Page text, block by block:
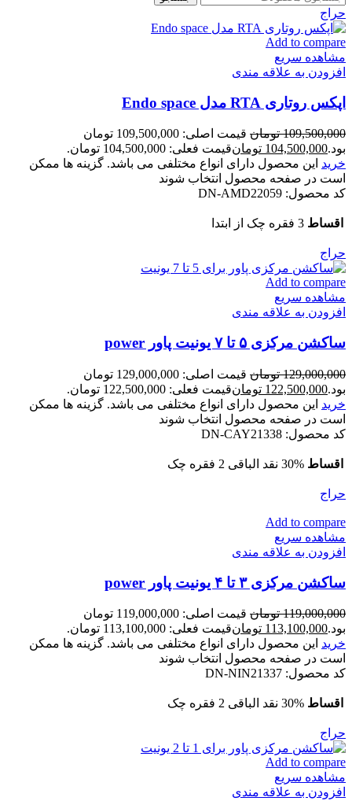
حراج
Add to compare
مشاهده سریع
افزودن به علاقه مندی
اپکس روتاری RTA مدل Endo space
109,500,000 تومان
قیمت اصلی: 109,500,000 تومان
بود.104,500,000 تومانقیمت فعلی: 104,500,000 تومان.
خرید این محصول دارای انواع مختلفی می باشد. گزینه ها ممکن
است در صفحه محصول انتخاب شوند
کد محصول: DN-AMD22059
اقساط 3 فقره چک از ابتدا
حراج
Add to compare
مشاهده سریع
افزودن به علاقه مندی
ساکشن مرکزی ۵ تا ۷ یونیت پاور power
129,000,000 تومان
قیمت اصلی: 129,000,000 تومان
بود.122,500,000 تومانقیمت فعلی: 122,500,000 تومان.
خرید این محصول دارای انواع مختلفی می باشد. گزینه ها ممکن
است در صفحه محصول انتخاب شوند
کد محصول: DN-CAY21338
اقساط 30% نقد الباقی 2 فقره چک
حراج
Add to compare
مشاهده سریع
افزودن به علاقه مندی
ساکشن مرکزی ۳ تا ۴ یونیت پاور power
119,000,000 تومان
قیمت اصلی: 119,000,000 تومان
بود.113,100,000 تومانقیمت فعلی: 113,100,000 تومان.
خرید این محصول دارای انواع مختلفی می باشد. گزینه ها ممکن
است در صفحه محصول انتخاب شوند
کد محصول: DN-NIN21337
اقساط 30% نقد الباقی 2 فقره چک
حراج
Add to compare
مشاهده سریع
افزودن به علاقه مندی